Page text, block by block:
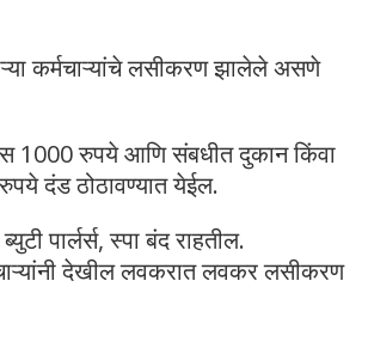
कर्मचाऱ्यांचे लसीकरण झालेले असणे
1000 रुपये आणि संबधीत दुकान किंवा
दंड ठोठावण्यात येईल.
पार्लर्स, स्पा बंद राहतील.
देखील लवकरात लवकर लसीकरण